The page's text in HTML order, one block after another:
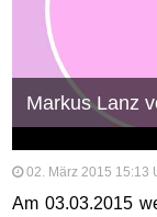
Markus Lanz
02. März 2015 15:13
Am 03.03.2015